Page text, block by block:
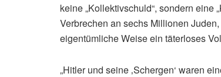
keine „Kollektivschuld“, sondern eine
Verbrechen an sechs Millionen
eigentümliche Weise ein täterloses
„Hitler und seine ‚Schergen‘ waren